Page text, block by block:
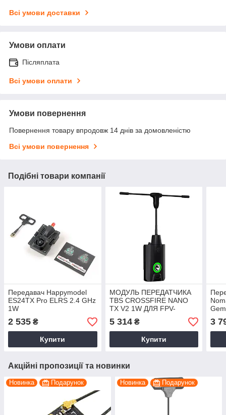
Всі умови доставки
Умови оплати
Післяплата
Всі умови оплати
Умови повернення
Повернення товару впродовж 14 днів за домовленістю
Всі умови повернення
Подібні товари компанії
Передавач Happymodel
ES24TX Pro ELRS 2.4 GHz
1W
2 535 ₴
Купити
МОДУЛЬ ПЕРЕДАТЧИКА
TBS CROSSFIRE NANO
TX V2 1W ДЛЯ FPV-
ДРОНОВ, ПРОТОКОЛ
CRSF
5 314₴
Купити
3
Акційні пропозиції та новинки
Новинка Подарунок Новинка Подарунок